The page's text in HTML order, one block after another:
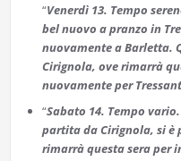
“Venerdì 13. Tempo
bel nuovo a pranzo in
nuovamente a Barletta.
Cirignola, ove rimarrà
nuovamente per
“Sabato 14. Tempo
partita da Cirignola, si è
rimarrà questa sera per